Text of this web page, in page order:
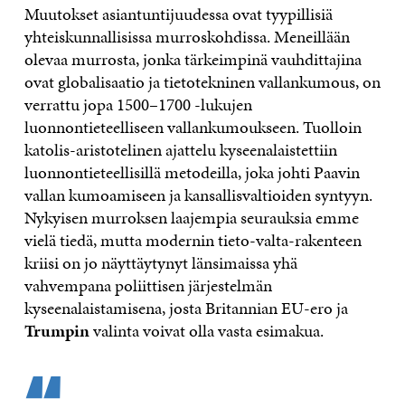
Muutokset asiantuntijuudessa ovat tyypillisiä
yhteiskunnallisissa murroskohdissa. Meneillään
olevaa murrosta, jonka tärkeimpinä vauhdittajina
ovat globalisaatio ja tietotekninen vallankumous, on
verrattu jopa 1500–1700 -lukujen
luonnontieteelliseen vallankumoukseen. Tuolloin
katolis-aristotelinen ajattelu kyseenalaistettiin
luonnontieteellisillä metodeilla, joka johti Paavin
vallan kumoamiseen ja kansallisvaltioiden syntyyn.
Nykyisen murroksen laajempia seurauksia emme
vielä tiedä, mutta modernin tieto-valta-rakenteen
kriisi on jo näyttäytynyt länsimaissa yhä
vahvempana poliittisen järjestelmän
kyseenalaistamisena, josta Britannian EU-ero ja
Trumpinvalinta voivat olla vasta esimakua.